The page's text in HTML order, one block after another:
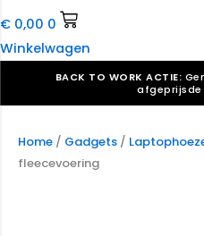
€ 0,00 0
Winkelwagen
BACK TO WORK ACTIE:
Bekijk
Speciaal verzoek? We
Home / Gadgets /
fleecevoering